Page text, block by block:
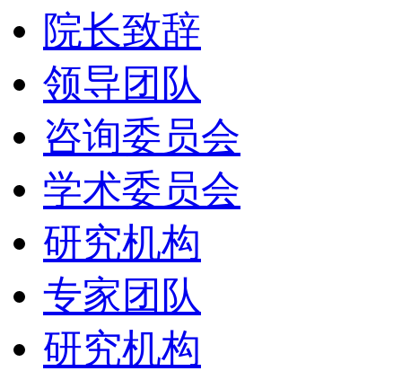
院长致辞
领导团队
咨询委员会
学术委员会
研究机构
专家团队
研究机构